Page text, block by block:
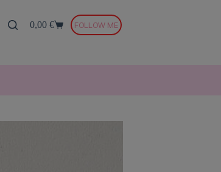
Warenkorb
0,00 € FOLLOW ME